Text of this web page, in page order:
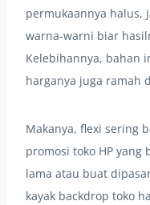
permukaannya halus,
warna-warni biar
Kelebihannya, bahan
harganya juga ramah
Makanya, flexi sering
promosi toko HP
lama atau buat
kayak backdrop toko